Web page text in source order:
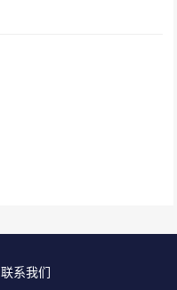
联系我们